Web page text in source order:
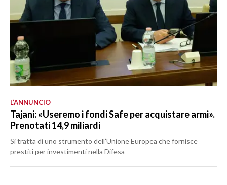
L’ANNUNCIO
Tajani: «Useremo i fondi Safe per acquistare armi».
Prenotati 14,9 miliardi
Si tratta di uno strumento dell’Unione Europea che fornisce
prestiti per investimenti nella Difesa